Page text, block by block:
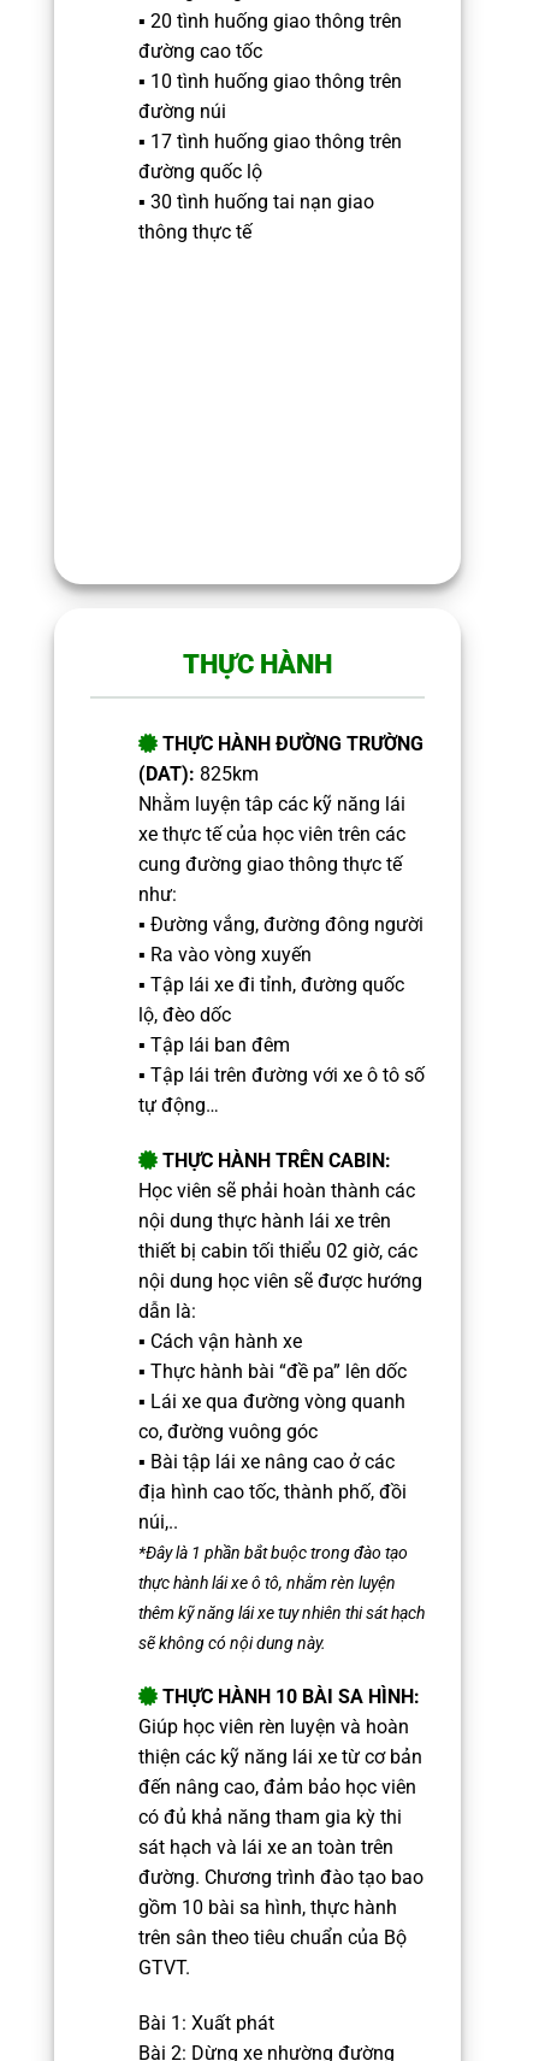
▪️ 20 tình huống giao thông trên
đường cao tốc
▪️ 10 tình huống giao thông trên
đường núi
▪️ 17 tình huống giao thông trên
đường quốc lộ
▪️ 30 tình huống tai nạn giao
thông thực tế
THỰC HÀNH
THỰC HÀNH ĐƯỜNG TRƯỜNG
(DAT): 825km
Nhằm luyện tâp các kỹ năng lái
xe thực tế của học viên trên các
cung đường giao thông thực tế
như:
▪️ Đường vắng, đường đông người
▪️ Ra vào vòng xuyến
▪️ Tập lái xe đi tỉnh, đường quốc
lộ, đèo dốc
▪️ Tập lái ban đêm
▪️ Tập lái trên đường với xe ô tô số
tự động…
THỰC HÀNH TRÊN CABIN:
Học viên sẽ phải hoàn thành các
nội dung thực hành lái xe trên
thiết bị cabin tối thiểu 02 giờ, các
nội dung học viên sẽ được hướng
dẫn là:
▪️ Cách vận hành xe
▪️ Thực hành bài “đề pa” lên dốc
▪️ Lái xe qua đường vòng quanh
co, đường vuông góc
▪️ Bài tập lái xe nâng cao ở các
địa hình cao tốc, thành phố, đồi
núi,..
*Đây là 1 phần bắt buộc trong đào tạo
thực hành lái xe ô tô, nhằm rèn luyện
thêm kỹ năng lái xe tuy nhiên thi sát hạch
sẽ không có nội dung này.
THỰC HÀNH 10 BÀI SA HÌNH:
Giúp học viên rèn luyện và hoàn
thiện các kỹ năng lái xe từ cơ bản
đến nâng cao, đảm bảo học viên
có đủ khả năng tham gia kỳ thi
sát hạch và lái xe an toàn trên
đường. Chương trình đào tạo bao
gồm 10 bài sa hình, thực hành
trên sân theo tiêu chuẩn của Bộ
GTVT.
Bài 1: Xuất phát
Bài 2: Dừng xe nhường đường